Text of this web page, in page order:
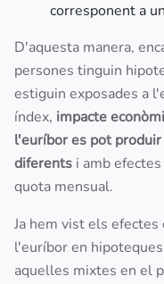
corresponent a
D'aquesta manera,
persones tinguin
estiguin exposades a
índex, impacte
l'euríbor es pot
diferents i amb
quota mensual.
Ja hem vist els efectes
l'euríbor en
aquelles mixtes en el